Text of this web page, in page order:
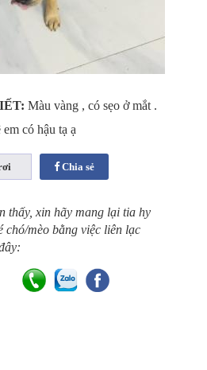
Màu vàng , có sẹo ở mắt .
có hậu tạ ạ
Chia sẻ
thấy, xin hãy mang lại tia hy
chó/mèo bằng việc liên lạc